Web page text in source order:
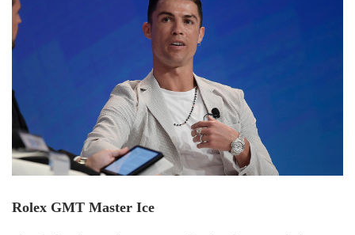
Rolex GMT Master Ice